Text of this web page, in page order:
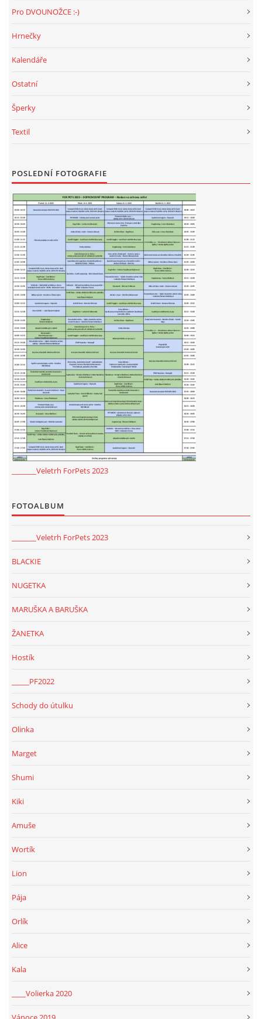
NEMOCI FRETEK
JAK FRETKA BYDLÍ
JEDNA ČÍ VÍCE FRETEK?
STRAVA
PODPORA
E - S H O P
HISTORIE 2022
O NÁS :-)
VÝROČNÍ ZPRÁVY
KONTAKT
JAK NÁM POMOCI
AKCE
HISTORIE - 2010 - 2020
© 2026 eStránky.cz Aktualizováno: 1. 8. 2026
Pro DVOUNOŽCE :-)
Hrnečky
Kalendáře
Ostatní
Šperky
Textil
POSLEDNÍ FOTOGRAFIE
_______Veletrh ForPets 2023
FOTOALBUM
_______Veletrh ForPets 2023
BLACKIE
NUGETKA
MARUŠKA A BARUŠKA
ŽANETKA
Hostík
_____PF2022
Schody do útulku
Olinka
Marget
Shumi
Kiki
Amuše
Wortík
Lion
Pája
Orlík
Alice
Kala
____Volierka 2020